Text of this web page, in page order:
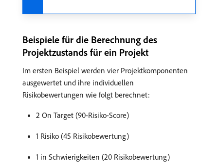
Beispiele für die Berechnung des
Projektzustands für ein Projekt
Im ersten Beispiel werden vier Projektkomponenten
ausgewertet und ihre individuellen
Risikobewertungen wie folgt berechnet:
2 On Target (90-Risiko-Score)
1 Risiko (45 Risikobewertung)
1 in Schwierigkeiten (20 Risikobewertung)